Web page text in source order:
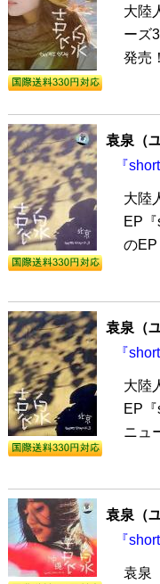
大陸
ーズ
発売
袁泉（
『
大陸
EP
のEP
袁泉（
『
大陸
EP
ニュ
袁泉（
『
袁泉